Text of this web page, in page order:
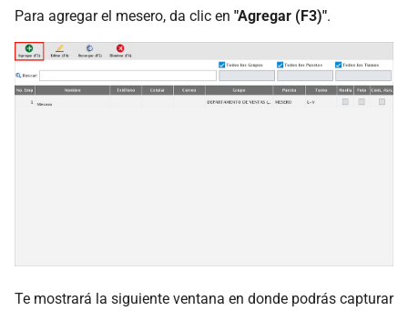
Abonos a Créditos
Corte de Caja
Facturación CFDI
Para agregar el mesero, da clic en "Agregar (F3)".
Te mostrará la siguiente ventana en donde podrás capturar